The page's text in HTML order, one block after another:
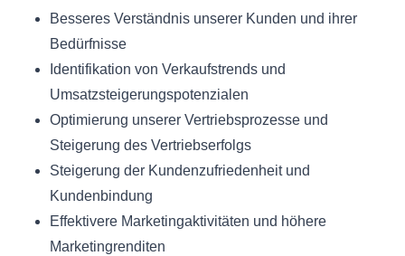
Besseres Verständnis unserer Kunden und ihrer
Bedürfnisse
Identifikation von Verkaufstrends und
Umsatzsteigerungspotenzialen
Optimierung unserer Vertriebsprozesse und
Steigerung des Vertriebserfolgs
Steigerung der Kundenzufriedenheit und
Kundenbindung
Effektivere Marketingaktivitäten und höhere
Marketingrenditen